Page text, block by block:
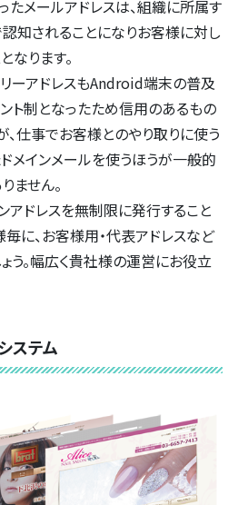
たメールアドレスは、組織に所属す
知されることになりお客様に対し
なります。
ーアドレスもAndroid端末の普及
ト制となったため信用のあるもの
、仕事でお客様とのやり取りに使う
メインメールを使うほうが一般的
ません。
アドレスを無制限に発行すること
毎に、お客様用・代表アドレスなど
う。幅広く貴社様の運営にお役立
ステム